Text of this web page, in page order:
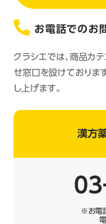
お電話でのお
クラシエでは、商品カテ
せ窓口を設けておりま
し上げます。
漢方
※お電